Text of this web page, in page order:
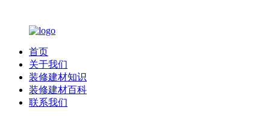
首页
关于我们
装修建材知识
装修建材百科
联系我们